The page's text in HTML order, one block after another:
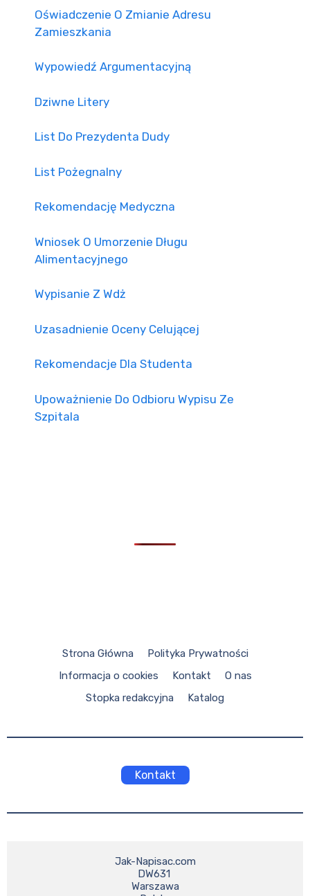
Oświadczenie O Zmianie Adresu
Zamieszkania
Wypowiedź Argumentacyjną
Dziwne Litery
List Do Prezydenta Dudy
List Pożegnalny
Rekomendację Medyczna
Wniosek O Umorzenie Długu
Alimentacyjnego
Wypisanie Z Wdż
Uzasadnienie Oceny Celującej
Rekomendacje Dla Studenta
Upoważnienie Do Odbioru Wypisu Ze
Szpitala
Strona Główna
Polityka Prywatności
Informacja o cookies
Kontakt
O nas
Stopka redakcyjna
Katalog
Kontakt
Jak-Napisac.com
DW631
Warszawa